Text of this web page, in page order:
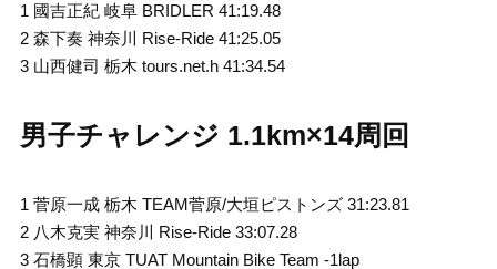
1 國吉正紀 岐阜 BRIDLER 41:19.48
2 森下奏 神奈川 Rise-Ride 41:25.05
3 山西健司 栃木 tours.net.h 41:34.54
男子チャレンジ 1.1km×14周回
1 菅原一成 栃木 TEAM菅原/大垣ピストンズ 31:23.81
2 八木克実 神奈川 Rise-Ride 33:07.28
3 石橋顕 東京 TUAT Mountain Bike Team -1lap